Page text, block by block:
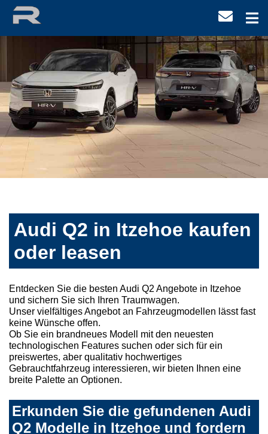
Audi Q2 in Itzehoe kaufen
oder leasen
Entdecken Sie die besten Audi Q2 Angebote in Itzehoe
und sichern Sie sich Ihren Traumwagen.
Unser vielfältiges Angebot an Fahrzeugmodellen lässt fast
keine Wünsche offen.
Ob Sie ein brandneues Modell mit den neuesten
technologischen Features suchen oder sich für ein
preiswertes, aber qualitativ hochwertiges
Gebrauchtfahrzeug interessieren, wir bieten Ihnen eine
breite Palette an Optionen.
Erkunden Sie die gefundenen Audi
Q2 Modelle in Itzehoe und fordern